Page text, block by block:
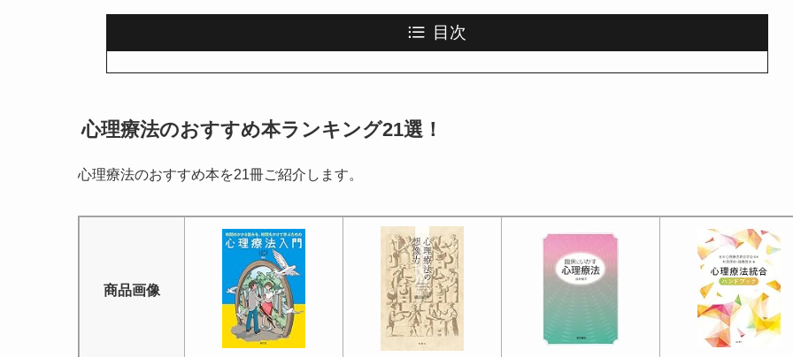
目次
心理療法のおすすめ本ランキング21選！
心理療法のおすすめ本を21冊ご紹介します。
商品画像